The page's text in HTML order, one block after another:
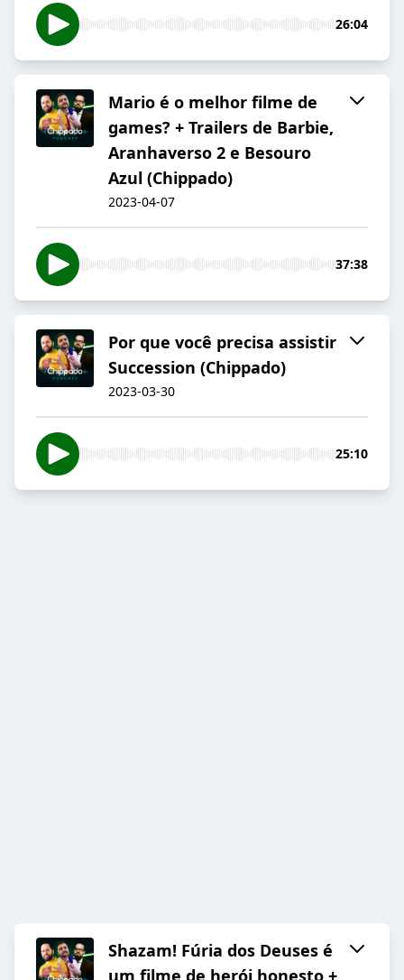
26:04
Mario é o melhor filme de
games? + Trailers de Barbie,
Aranhaverso 2 e Besouro
Azul (Chippado)
2023-04-07
37:38
Por que você precisa assistir
Succession (Chippado)
2023-03-30
25:10
Shazam! Fúria dos Deuses é
um filme de herói honesto +